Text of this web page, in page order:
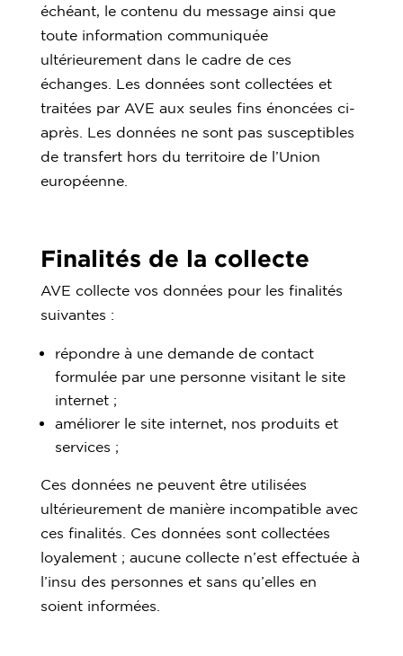
échéant, le contenu du message ainsi que
toute information communiquée
ultérieurement dans le cadre de ces
échanges. Les données sont collectées et
traitées par AVE aux seules fins énoncées ci-
après. Les données ne sont pas susceptibles
de transfert hors du territoire de l’Union
européenne.
Finalités de la collecte
AVE collecte vos données pour les finalités
suivantes :
répondre à une demande de contact
formulée par une personne visitant le site
internet ;
améliorer le site internet, nos produits et
services ;
Ces données ne peuvent être utilisées
ultérieurement de manière incompatible avec
ces finalités. Ces données sont collectées
loyalement ; aucune collecte n’est effectuée à
l’insu des personnes et sans qu’elles en
soient informées.